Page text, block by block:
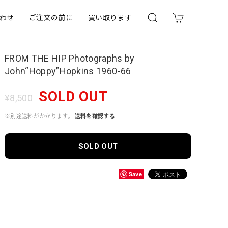
せ ご注文の前に 買い取ります
FROM THE HIP Photographs by
John“Hoppy”Hopkins 1960-66
¥8,500 SOLD OUT
※別途送料がかかります。 送料を確認する
SOLD OUT
Save